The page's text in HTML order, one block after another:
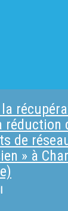
réduction
de
» à